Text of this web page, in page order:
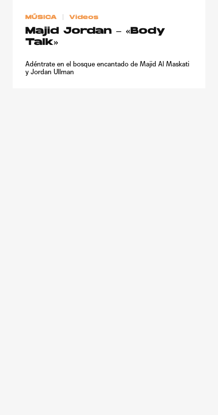
DERECHOS RESERVADOS.
MÚSICA Videos
Majid Jordan – «Body
Talk»
Adéntrate en el bosque encantado de Majid Al Maskati
y Jordan Ullman